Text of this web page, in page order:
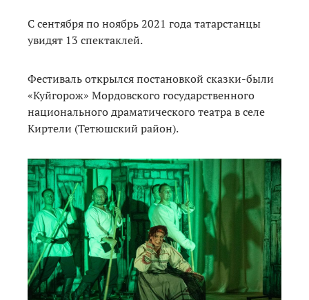
С сентября по ноябрь 2021 года татарстанцы
увидят 13 спектаклей.
Фестиваль открылся постановкой сказки-были
«Куйгорож» Мордовского государственного
национального драматического театра в селе
Киртели (Тетюшский район).